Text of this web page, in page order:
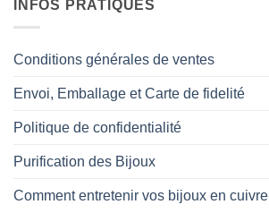
INFOS PRATIQUES
Conditions générales de ventes
Envoi, Emballage et Carte de fidelité
Politique de confidentialité
Purification des Bijoux
Comment entretenir vos bijoux en cuivre